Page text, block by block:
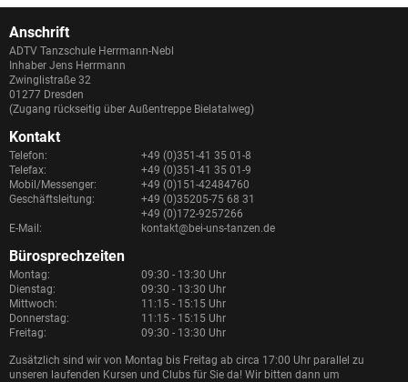
Anschrift
ADTV Tanzschule Herrmann-Nebl
Inhaber Jens Herrmann
Zwinglistraße 32
01277 Dresden
(Zugang rückseitig über Außentreppe Bielatalweg)
Kontakt
Telefon:
+49 (0)351-41 35 01-8
Telefax:
+49 (0)351-41 35 01-9
Mobil/Messenger:
+49 (0)151-42484760
Geschäftsleitung:
+49 (0)35205-75 68 31
+49 (0)172-9257266
E-Mail:
kontakt@bei-uns-tanzen.de
Bürosprechzeiten
Montag:
09:30 - 13:30 Uhr
Dienstag:
09:30 - 13:30 Uhr
Mittwoch:
11:15 - 15:15 Uhr
Donnerstag:
11:15 - 15:15 Uhr
Freitag:
09:30 - 13:30 Uhr
Zusätzlich sind wir von Montag bis Freitag ab circa 17:00 Uhr parallel zu
unseren laufenden Kursen und Clubs für Sie da! Wir bitten dann um